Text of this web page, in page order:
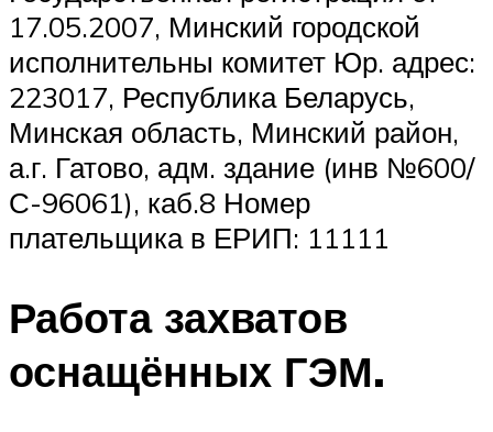
17.05.2007, Минский городской
исполнительны комитет Юр. адрес:
223017, Республика Беларусь,
Минская область, Минский район,
а.г. Гатово, адм. здание (инв №600/
С-96061), каб.8 Номер
плательщика в ЕРИП: 11111
Работа захватов
оснащённых ГЭМ.